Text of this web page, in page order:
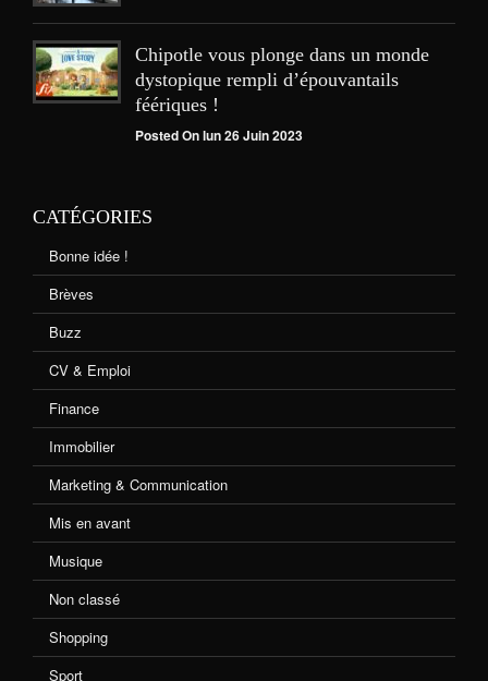
Chipotle vous plonge dans un monde
dystopique rempli d’épouvantails
féériques !
Posted On lun 26 Juin 2023
CATÉGORIES
Bonne idée !
Brèves
Buzz
CV & Emploi
Finance
Immobilier
Marketing & Communication
Mis en avant
Musique
Non classé
Shopping
Sport